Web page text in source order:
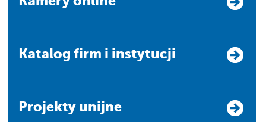
Katalog firm i instytucji
Projekty unijne